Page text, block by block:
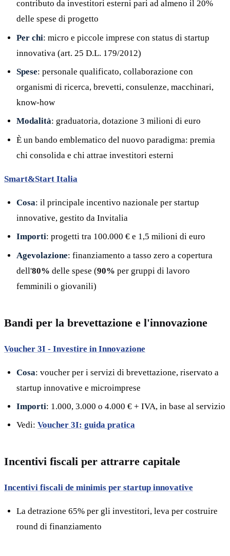
contributo da investitori esterni pari ad almeno il 20%
delle spese di progetto
Per chi: micro e piccole imprese con status di startup
innovativa (art. 25 D.L. 179/2012)
Spese: personale qualificato, collaborazione con
organismi di ricerca, brevetti, consulenze, macchinari,
know-how
Modalità: graduatoria, dotazione 3 milioni di euro
È un bando emblematico del nuovo paradigma: premia
chi consolida e chi attrae investitori esterni
Smart&Start Italia
Cosa: il principale incentivo nazionale per startup
innovative, gestito da Invitalia
Importi: progetti tra 100.000 € e 1,5 milioni di euro
Agevolazione: finanziamento a tasso zero a copertura
dell'80% delle spese (90% per gruppi di lavoro
femminili o giovanili)
Bandi per la brevettazione e l'innovazione
Voucher 3I - Investire in Innovazione
Cosa: voucher per i servizi di brevettazione, riservato a
startup innovative e microimprese
Importi: 1.000, 3.000 o 4.000 € + IVA, in base al servizio
Vedi: Voucher 3I: guida pratica
Incentivi fiscali per attrarre capitale
Incentivi fiscali de minimis per startup innovative
La detrazione 65% per gli investitori, leva per costruire
round di finanziamento